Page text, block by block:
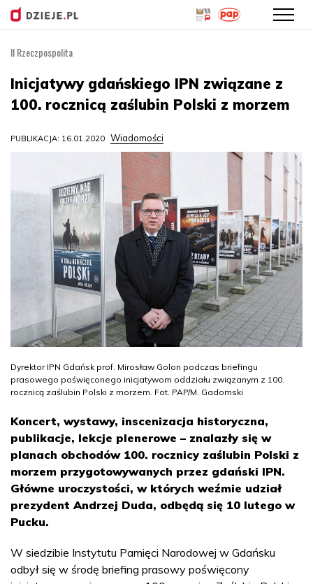
treści
II Rzeczpospolita
Inicjatywy gdańskiego IPN związane z
100. rocznicą zaślubin Polski z morzem
PUBLIKACJA: 16.01.2020 Wiadomości
Dyrektor IPN Gdańsk prof. Mirosław Golon podczas briefingu
prasowego poświęconego inicjatywom oddziału związanym z 100.
rocznicą zaślubin Polski z morzem. Fot. PAP/M. Gadomski
Koncert, wystawy, inscenizacja historyczna,
publikacje, lekcje plenerowe – znalazły się w
planach obchodów 100. rocznicy zaślubin Polski z
morzem przygotowywanych przez gdański IPN.
Główne uroczystości, w których weźmie udział
prezydent Andrzej Duda, odbędą się 10 lutego w
Pucku.
W siedzibie Instytutu Pamięci Narodowej w Gdańsku
odbył się w środę briefing prasowy poświęcony